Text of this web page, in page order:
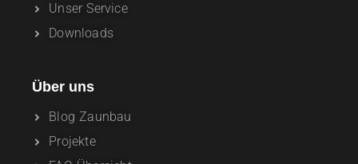
Unser Service
Downloads
Über uns
Blog Zaunbau
Projekte